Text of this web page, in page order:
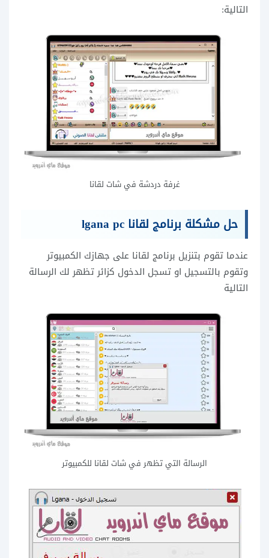
التالية:
غرفة دردشة في شات لقانا
حل مشكلة برنامج لقاناlgana pc
عندما تقوم بتنزيل برنامج لقانا على جهازك الكمبيوتر
وتقوم بالتسجيل او تسجل الدخول كزائر تظهر لك الرسالة
التالية
الرسالة التي تظهر في شات لقانا للكمبيوتر